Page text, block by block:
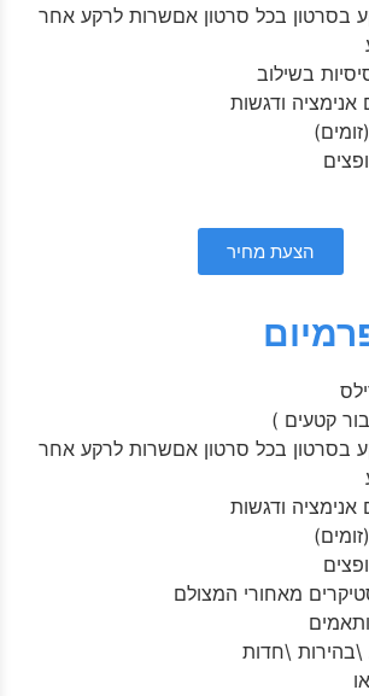
בסרטון בכל סרטון אםשרות לרקע אחר
בשילוב
אנימציה ודגשות
הצעת מחיר
קטעים )
בסרטון בכל סרטון אםשרות לרקע אחר
אנימציה ודגשות
מאחורי המצולם
\בהירות \חדות